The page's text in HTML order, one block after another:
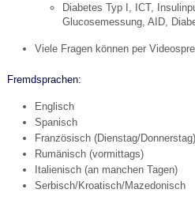
Diabetes Typ I, ICT,
Glucosemessung, AID,
Viele Fragen können per
Fremdsprachen:
Englisch
Spanisch
Französisch (Dienstag/Donnerstag)
Rumänisch (vormittags)
Italienisch (an manchen Tagen)
Serbisch/Kroatisch/Mazedonisch